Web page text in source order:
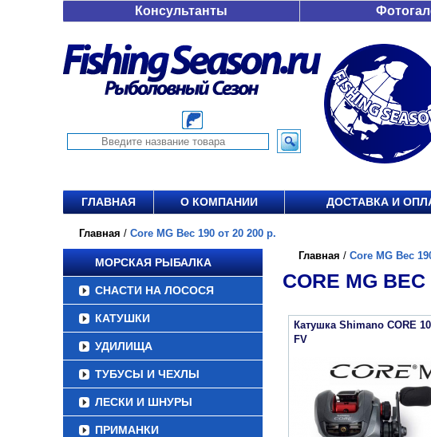
Консультанты
ГЛАВНАЯ О КОМПАНИИ ДОСТАВКА И
Главная / Core MG Вес 190 от 20 200 р.
МОРСКАЯ РЫБАЛКА
СНАСТИ НА ЛОСОСЯ
КАТУШКИ
УДИЛИЩА
ТУБУСЫ И ЧЕХЛЫ
ЛЕСКИ И ШНУРЫ
ПРИМАНКИ
Главная / Core MG Вес
CORE MG ВЕС
Катушка Shimano CORE
FV